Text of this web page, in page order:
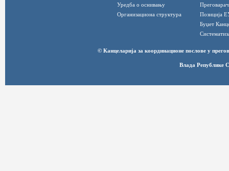
Уредба о оснивању
Организациона структура
Позиција
Буџет
© Канцеларија за координационе послове у
Влада Републике